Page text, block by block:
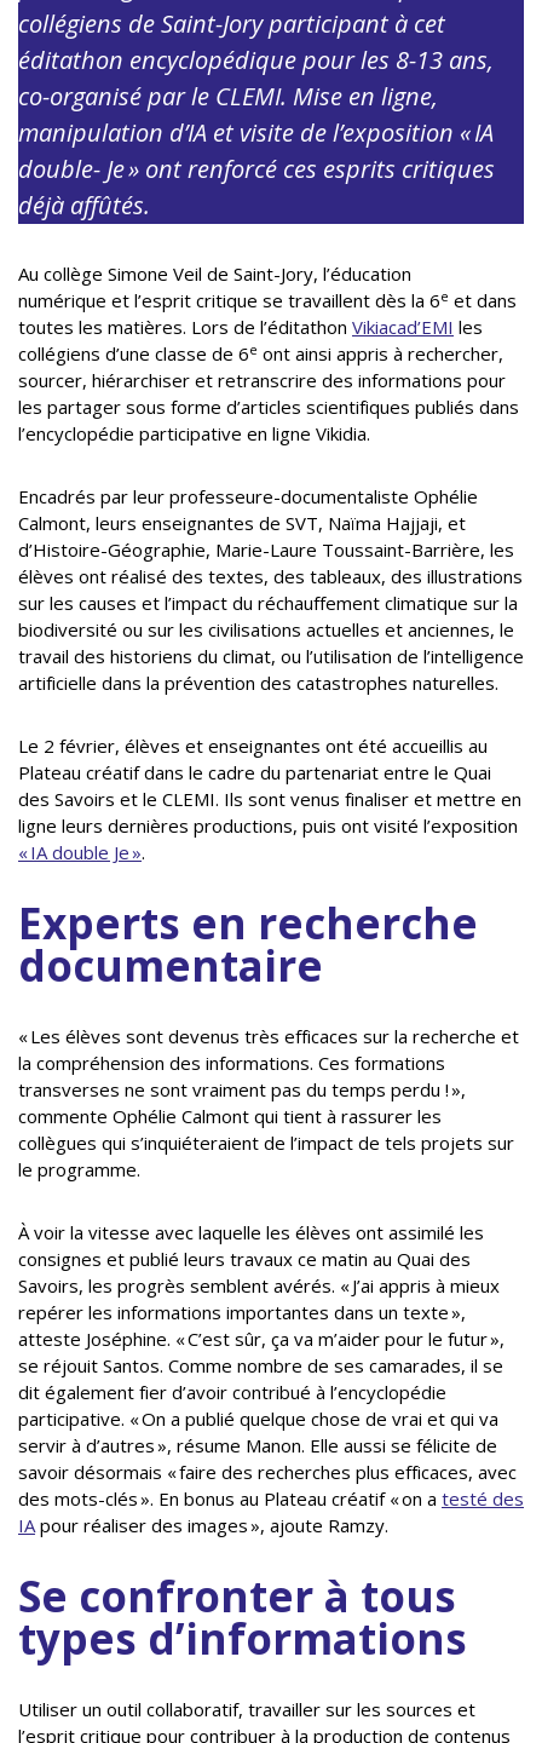
collégiens de Saint-Jory participant à cet
éditathon encyclopédique pour les 8-13 ans,
co-organisé par le CLEMI. Mise en ligne,
manipulation d’IA et visite de l’exposition « IA
double- Je » ont renforcé ces esprits critiques
déjà affûtés.
Au collège Simone Veil de Saint-Jory, l’éducation
numérique et l’esprit critique se travaillent dès la 6e et dans
toutes les matières. Lors de l’éditathon Vikiacad’EMI les
collégiens d’une classe de 6e ont ainsi appris à rechercher,
sourcer, hiérarchiser et retranscrire des informations pour
les partager sous forme d’articles scientifiques publiés dans
l’encyclopédie participative en ligne Vikidia.
Encadrés par leur professeure-documentaliste Ophélie
Calmont, leurs enseignantes de SVT, Naïma Hajjaji, et
d’Histoire-Géographie, Marie-Laure Toussaint-Barrière, les
élèves ont réalisé des textes, des tableaux, des illustrations
sur les causes et l’impact du réchauffement climatique sur la
biodiversité ou sur les civilisations actuelles et anciennes, le
travail des historiens du climat, ou l’utilisation de l’intelligence
artificielle dans la prévention des catastrophes naturelles.
Le 2 février, élèves et enseignantes ont été accueillis au
Plateau créatif dans le cadre du partenariat entre le Quai
des Savoirs et le CLEMI. Ils sont venus finaliser et mettre en
ligne leurs dernières productions, puis ont visité l’exposition
« IA double Je ».
Experts en recherche
documentaire
« Les élèves sont devenus très efficaces sur la recherche et
la compréhension des informations. Ces formations
transverses ne sont vraiment pas du temps perdu ! »,
commente Ophélie Calmont qui tient à rassurer les
collègues qui s’inquiéteraient de l’impact de tels projets sur
le programme.
À voir la vitesse avec laquelle les élèves ont assimilé les
consignes et publié leurs travaux ce matin au Quai des
Savoirs, les progrès semblent avérés. « J’ai appris à mieux
repérer les informations importantes dans un texte »,
atteste Joséphine. « C’est sûr, ça va m’aider pour le futur »,
se réjouit Santos. Comme nombre de ses camarades, il se
dit également fier d’avoir contribué à l’encyclopédie
participative. « On a publié quelque chose de vrai et qui va
servir à d’autres », résume Manon. Elle aussi se félicite de
savoir désormais « faire des recherches plus efficaces, avec
des mots-clés ». En bonus au Plateau créatif « on a testé des
IApour réaliser des images », ajoute Ramzy.
Se confronter à tous
types d’informations
Utiliser un outil collaboratif, travailler sur les sources et
l’esprit critique pour contribuer à la production de contenus